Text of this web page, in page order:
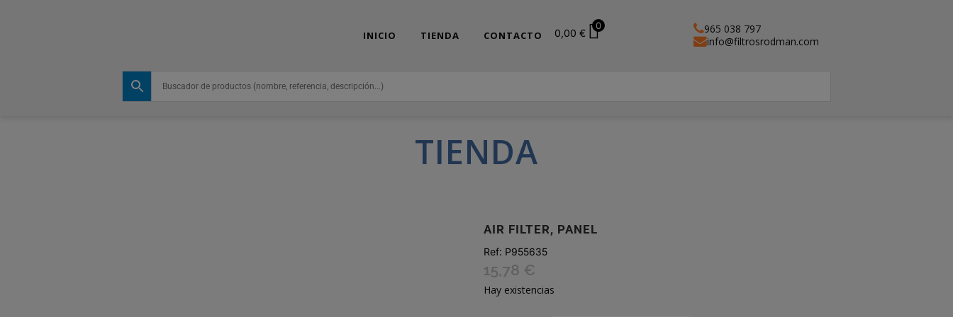
965 038 797
info@filtrosrodman.com
INICIO TIENDA CONTACTO 0,00 €
0
TIENDA
AIR FILTER, PANEL
Ref: P955635
15,78 €
Hay existencias